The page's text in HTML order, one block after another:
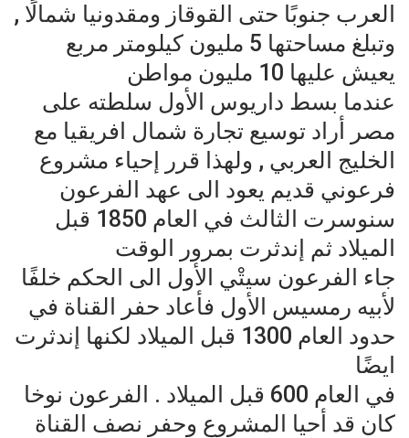
العرب جنوبًا حتى القوقاز ومقدونيا شمالًا ,
وتبلغ مساحتها 5 مليون كيلومتر مربع
يعيش عليها 10 مليون مواطن
عندما بسط داريوس الأول سلطته على
مصر أراد توسيع تجارة شمال افريقيا مع
الخليج العربي , ولهذا قرر إحياء مشروع
فرعوني قديم يعود الى عهد الفرعون
سنوسرت الثالث في العام 1850 قبل
الميلاد ثم إندثرت بمرور الوقت
جاء الفرعون سيتْي الأول الى الحكم خلفًا
لأبيه رمسيس الأول فأعاد حفر القناة في
حدود العام 1300 قبل الميلاد لكنها إندثرت
ايضًا
في العام 600 قبل الميلاد . الفرعون نوخا
كان قد أحيا المشروع وحفر نصف القناة